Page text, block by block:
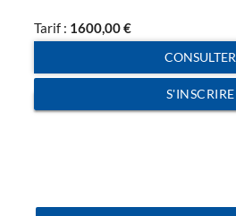
Tarif : 1600,00€
CONSULTER
S'INSCRIRE